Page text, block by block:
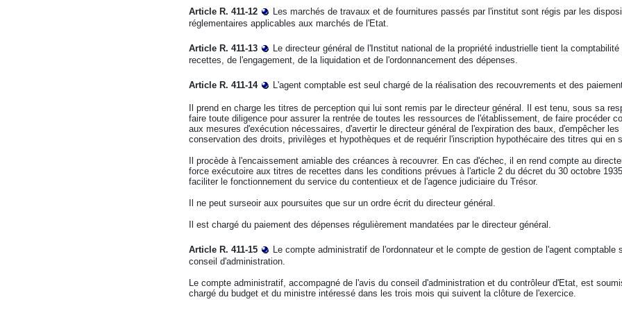
Article R. 411-12
Les marchés de travaux et de fournitures passés par l'institut sont régis par les
réglementaires applicables aux marchés de l'Etat.
Article R. 411-13
Le directeur général de l'Institut national de la propriété industrielle tient la
recettes, de l'engagement, de la liquidation et de l'ordonnancement des dépenses.
Article R. 411-14 L'agent comptable est seul chargé de la réalisation des recouvrements et des
Il prend en charge les titres de perception qui lui sont remis par le directeur général. Il est tenu, sous sa
faire toute diligence pour assurer la rentrée de toutes les ressources de l'établissement, de faire procéder
aux mesures d'exécution nécessaires, d'avertir le directeur général de l'expiration des baux, d'empêcher
conservation des droits, privilèges et hypothèques et de requérir l'inscription hypothécaire des titres qui en
Il procède à l'encaissement amiable des créances à recouvrer. En cas d'échec, il en rend compte au
force exécutoire aux titres de recettes dans les conditions prévues à l'article 2 du décret du 30 octobre
faciliter le fonctionnement du service du contentieux et de l'agence judiciaire du Trésor.
Il ne peut surseoir aux poursuites que sur un ordre écrit du directeur général.
Il est chargé du paiement des dépenses régulièrement mandatées par le directeur général.
Article R. 411-15
Le compte administratif de l'ordonnateur et le compte de gestion de l'agent comptable
conseil d'administration.
Le compte administratif, accompagné de l'avis du conseil d'administration et du contrôleur d'Etat, est
chargé du budget et du ministre intéressé dans les trois mois qui suivent la clôture de l'exercice.